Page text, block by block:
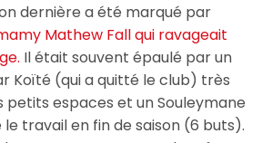
dernière a été marqué par
Mathew Fall qui ravageait
Il était souvent épaulé par un
Koïté (qui a quitté le club) très
espaces et un Souleymane
le travail en fin de saison (6 buts).